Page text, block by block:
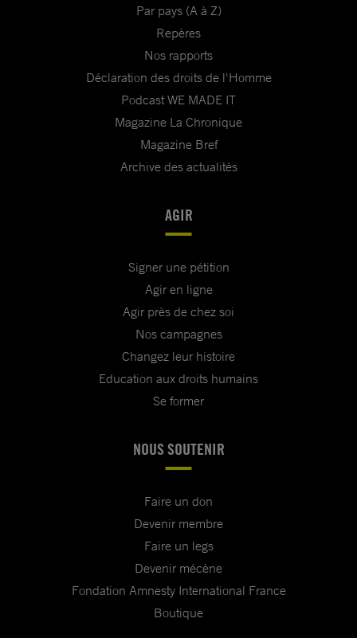
Par pays (A à Z)
Repères
Nos rapports
Déclaration des droits de l'Homme
Podcast WE MADE IT
Magazine La Chronique
Magazine Bref
Archive des actualités
AGIR
Signer une pétition
Agir en ligne
Agir près de chez soi
Nos campagnes
Changez leur histoire
Education aux droits humains
Se former
NOUS SOUTENIR
Faire un don
Devenir membre
Faire un legs
Devenir mécène
Fondation Amnesty International France
Boutique